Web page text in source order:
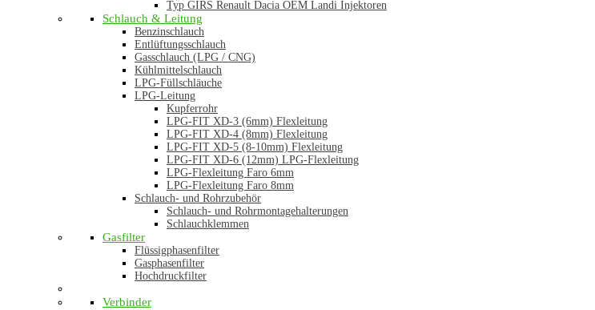
Typ GIRS Renault Dacia OEM Landi Injektoren
Schlauch & Leitung
Benzinschlauch
Entlüftungsschlauch
Gasschlauch (LPG / CNG)
Kühlmittelschlauch
LPG-Füllschläuche
LPG-Leitung
Kupferrohr
LPG-FIT XD-3 (6mm) Flexleitung
LPG-FIT XD-4 (8mm) Flexleitung
LPG-FIT XD-5 (8-10mm) Flexleitung
LPG-FIT XD-6 (12mm) LPG-Flexleitung
LPG-Flexleitung Faro 6mm
LPG-Flexleitung Faro 8mm
Schlauch- und Rohrzubehör
Schlauch- und Rohrmontagehalterungen
Schlauchklemmen
Gasfilter
Flüssigphasenfilter
Gasphasenfilter
Hochdruckfilter
Verbinder